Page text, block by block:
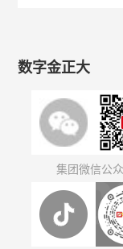
数字金正大
集团微信公